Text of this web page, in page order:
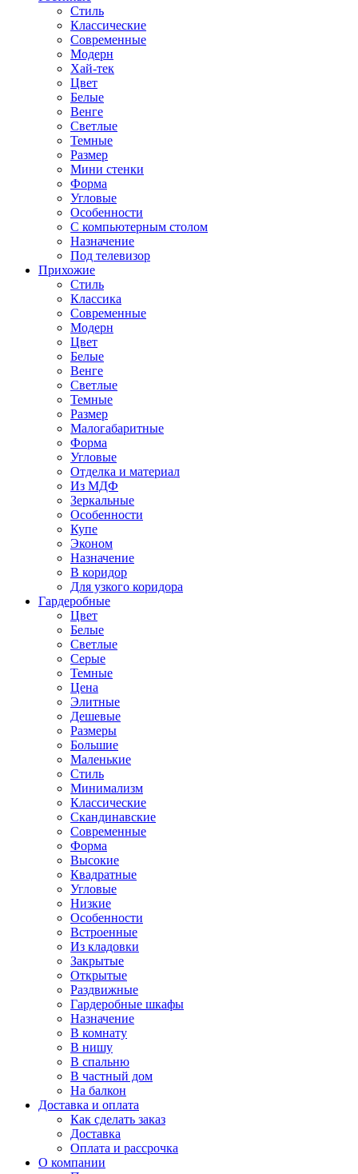
Стиль
Классические
Современные
Модерн
Хай-тек
Цвет
Белые
Венге
Светлые
Темные
Размер
Мини стенки
Форма
Угловые
Особенности
С компьютерным столом
Назначение
Под телевизор
Прихожие
Стиль
Классика
Современные
Модерн
Цвет
Белые
Венге
Светлые
Темные
Размер
Малогабаритные
Форма
Угловые
Отделка и материал
Из МДФ
Зеркальные
Особенности
Купе
Эконом
Назначение
В коридор
Для узкого коридора
Гардеробные
Цвет
Белые
Светлые
Серые
Темные
Цена
Элитные
Дешевые
Размеры
Большие
Маленькие
Стиль
Минимализм
Классические
Скандинавские
Современные
Форма
Высокие
Квадратные
Угловые
Низкие
Особенности
Встроенные
Из кладовки
Закрытые
Открытые
Раздвижные
Гардеробные шкафы
Назначение
В комнату
В нишу
В спальню
В частный дом
На балкон
Доставка и оплата
Как сделать заказ
Доставка
Оплата и рассрочка
О компании